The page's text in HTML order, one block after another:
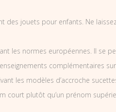
des jouets pour enfants. Ne
les normes européennes. Il se
complémentaires
les modèles d’accroche
court plutôt qu’un prénom